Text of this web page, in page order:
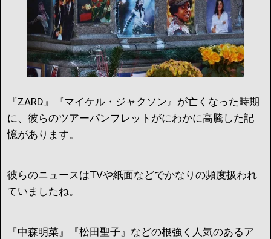
『ZARD』『マイケル・ジャクソン』が亡くなった時期
に、彼らのツアーパンフレットがにわかに高騰した記
憶があります。
彼らのニュースはTVや紙面などでかなりの頻度扱われ
ていましたね。
『中森明菜』『松田聖子』などの根強く人気のあるア